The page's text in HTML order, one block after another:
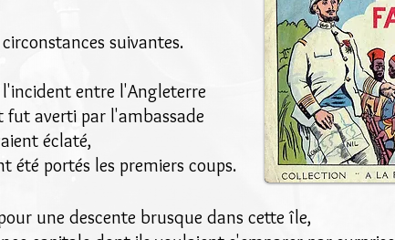
suivantes.
entre l'Angleterre
fut averti par l'ambassade
éclaté,
été portés les premiers coups.
une descente brusque dans cette île,